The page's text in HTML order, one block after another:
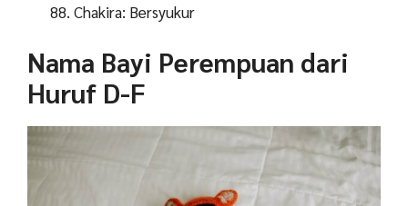
Chakira: Bersyukur
Nama Bayi Perempuan dari
Huruf D-F